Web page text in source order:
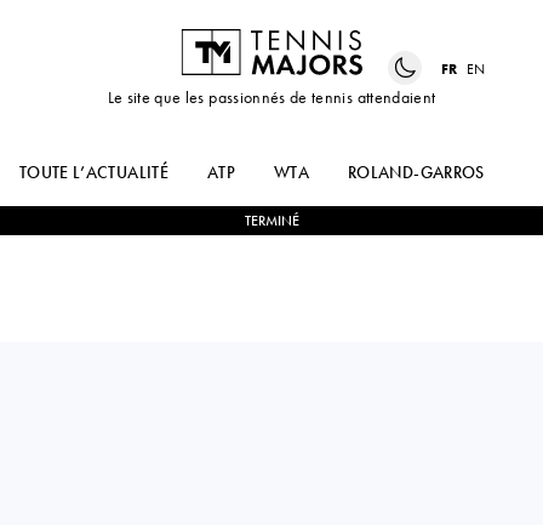
Le site que les passionnés de tennis attendaient
FR EN
TOUTE L’ACTUALITÉ ATP WTA ROLAND-GARROS
TERMINÉ